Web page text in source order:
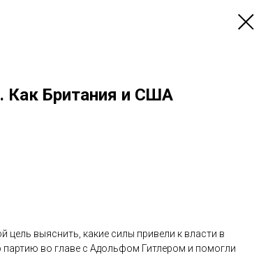
Как Британия и США
выяснить, какие силы привели к власти в
во главе с Адольфом Гитлером и помогли